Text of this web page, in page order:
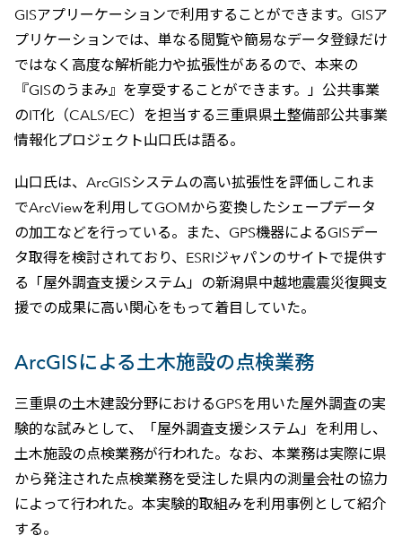
GISアプリーケーションで利用することができます。GISア
プリケーションでは、単なる閲覧や簡易なデータ登録だけ
ではなく高度な解析能力や拡張性があるので、本来の
『GISのうまみ』を享受することができます。」公共事業
のIT化（CALS/EC）を担当する三重県県土整備部公共事業
情報化プロジェクト山口氏は語る。
山口氏は、ArcGISシステムの高い拡張性を評価しこれま
でArcViewを利用してGOMから変換したシェープデータ
の加工などを行っている。また、GPS機器によるGISデー
タ取得を検討されており、ESRIジャパンのサイトで提供す
る「屋外調査支援システム」の新潟県中越地震震災復興支
援での成果に高い関心をもって着目していた。
ArcGISによる土木施設の点検業務
三重県の土木建設分野におけるGPSを用いた屋外調査の実
験的な試みとして、「屋外調査支援システム」を利用し、
土木施設の点検業務が行われた。なお、本業務は実際に県
から発注された点検業務を受注した県内の測量会社の協力
によって行われた。本実験的取組みを利用事例として紹介
する。